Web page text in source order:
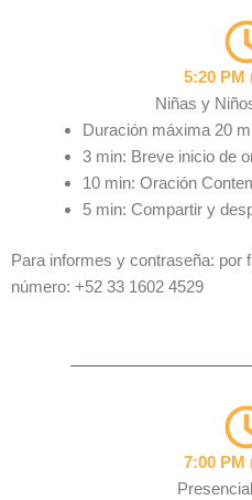
5:20 PM
Niñas y
Duración máxima 20
3 min: Breve inicio de
10 min: Oración
5 min: Compartir y
Para informes y contraseña: por
número: +52 33 1602 4529
7:00 PM